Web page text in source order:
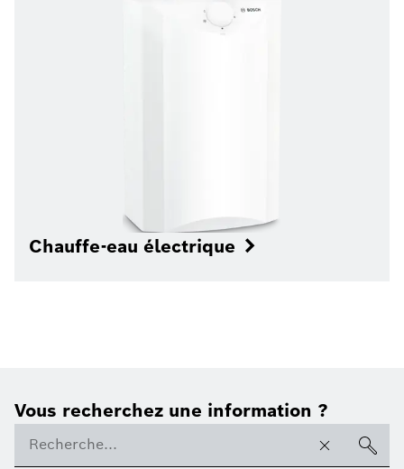
Chauffe-eau électrique
Vous recherchez une information ?